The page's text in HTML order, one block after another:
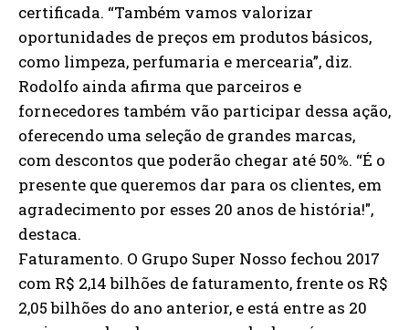
certificada. “Também vamos valorizar
oportunidades de preços em produtos básicos,
como limpeza, perfumaria e mercearia”, diz.
Rodolfo ainda afirma que parceiros e
fornecedores também vão participar dessa ação,
oferecendo uma seleção de grandes marcas,
com descontos que poderão chegar até 50%. “É o
presente que queremos dar para os clientes, em
agradecimento por esses 20 anos de história!",
destaca.
Faturamento. O Grupo Super Nosso fechou 2017
com R$ 2,14 bilhões de faturamento, frente os R$
2,05 bilhões do ano anterior, e está entre as 20